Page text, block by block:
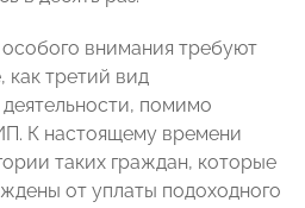
внимания требуют
как третий вид
помимо
К настоящему времени
таких граждан, которые
от уплаты подоходного